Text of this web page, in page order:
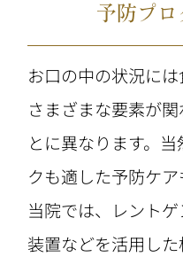
予防プ
お口の中の状況には
さまざまな要素が
とに異なります。
クも適した予防ケア
当院では、レント
装置などを活用し